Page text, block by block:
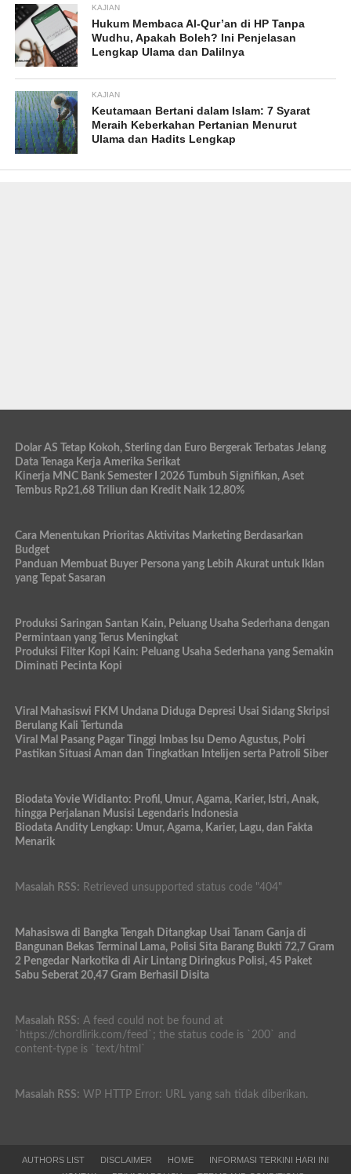
KAJIAN
Hukum Membaca Al-Qur’an di HP Tanpa
Wudhu, Apakah Boleh? Ini Penjelasan
Lengkap Ulama dan Dalilnya
KAJIAN
Keutamaan Bertani dalam Islam: 7 Syarat
Meraih Keberkahan Pertanian Menurut
Ulama dan Hadits Lengkap
Dolar AS Tetap Kokoh, Sterling dan Euro Bergerak Terbatas Jelang
Data Tenaga Kerja Amerika Serikat
Kinerja MNC Bank Semester I 2026 Tumbuh Signifikan, Aset
Tembus Rp21,68 Triliun dan Kredit Naik 12,80%
Cara Menentukan Prioritas Aktivitas Marketing Berdasarkan
Budget
Panduan Membuat Buyer Persona yang Lebih Akurat untuk Iklan
yang Tepat Sasaran
Produksi Saringan Santan Kain, Peluang Usaha Sederhana dengan
Permintaan yang Terus Meningkat
Produksi Filter Kopi Kain: Peluang Usaha Sederhana yang Semakin
Diminati Pecinta Kopi
Viral Mahasiswi FKM Undana Diduga Depresi Usai Sidang Skripsi
Berulang Kali Tertunda
Viral Mal Pasang Pagar Tinggi Imbas Isu Demo Agustus, Polri
Pastikan Situasi Aman dan Tingkatkan Intelijen serta Patroli Siber
Biodata Yovie Widianto: Profil, Umur, Agama, Karier, Istri, Anak,
hingga Perjalanan Musisi Legendaris Indonesia
Biodata Andity Lengkap: Umur, Agama, Karier, Lagu, dan Fakta
Menarik
Masalah RSS: Retrieved unsupported status code "404"
Mahasiswa di Bangka Tengah Ditangkap Usai Tanam Ganja di
Bangunan Bekas Terminal Lama, Polisi Sita Barang Bukti 72,7 Gram
2 Pengedar Narkotika di Air Lintang Diringkus Polisi, 45 Paket
Sabu Seberat 20,47 Gram Berhasil Disita
Masalah RSS: A feed could not be found at
`https://chordlirik.com/feed`; the status code is `200` and
content-type is `text/html`
Masalah RSS: WP HTTP Error: URL yang sah tidak diberikan.
AUTHORS LIST DISCLAIMER HOME
INFORMASI TERKINI HARI INI